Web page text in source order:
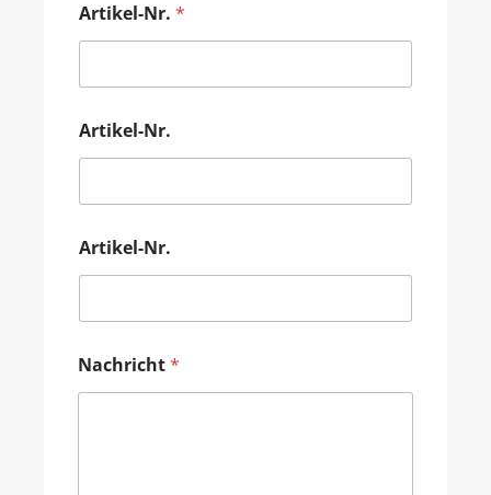
Artikel-Nr. *
Artikel-Nr.
Artikel-Nr.
Nachricht*